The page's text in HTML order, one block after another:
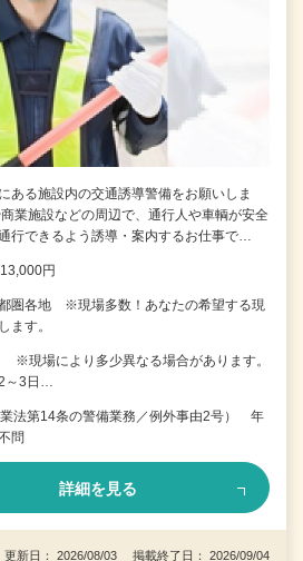
ある施設内の交通誘導警備をお願いしま
業施設などの周辺で、通行人や車輌が安全
行できるよう誘導・案内するお仕事で…
円
圏各地 ※現場多数！あなたの希望する現
ます。
現場により多少異なる場合があります。
～3日…
法第14条の警備業務／例外事由2号） 年
問
詳細を見る
更新日： 2026/08/03 掲載終了日： 2026/09/04